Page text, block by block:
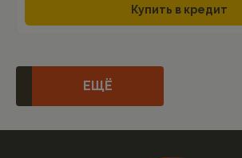
Купить в кредит
ЕЩЁ